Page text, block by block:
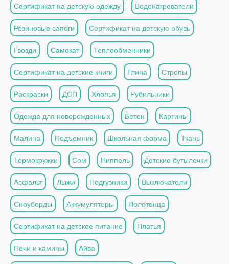
Сертификат на детскую одежду Водонагреватели
Резиновые сапоги Сертификат на детскую обувь
Гвозди Самокат Теплообменники
Сертификат на детские книги Глина Стропы
Раскраски ДСП Хлопья Рубильники
Одежда для новорожденных Бетон Картины
Малина Подъемник Школьная форма Ткань
Термокружки Сом Ниппель Детские бутылочки
Асфальт Лыжи Подгузники Выключатели
Сноуборды Аккумуляторы Полотенца
Сертификат на детское питание Платья
Печи и камины Айва